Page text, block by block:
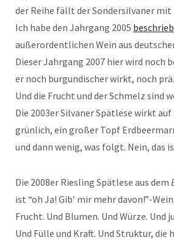
der Reihe fällt der Sondersilvaner mit
Ich habe den Jahrgang 2005
außerordentlichen Wein aus
Dieser Jahrgang 2007 hier wird noch
er noch burgundischer wirkt, noch
Und die Frucht und der Schmelz sind
Die 2003er Silvaner Spätlese wirkt
grünlich, ein großer Topf
und dann wenig, was folgt. Nein, das
Die 2008er Riesling Spätlese aus dem
ist “oh Ja! Gib’ mir mehr davon!”-
Frucht. Und Blumen. Und Würze. Und
Und Fülle und Kraft. Und Struktur, die